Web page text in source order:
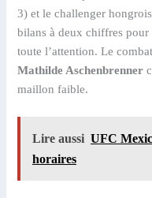
3) et le challenger
bilans à deux chiffres
toute l’attention. Le
Mathilde Aschenbrenner
maillon faible.
Lire aussi UFC
horaires